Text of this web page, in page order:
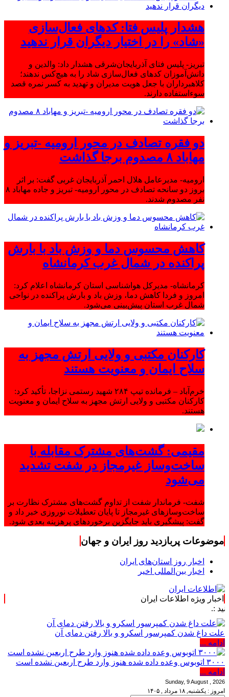
هشدار پلیس فتا: کدهای فعال‌سازی
«شاد» را در اختیار دیگران قرار ندهید
تبریز- پلیس فتای آذربایجان‌شرقی هشدار داد: والدین و
دانش‌آموزان کدهای فعال‌سازی شاد را به هیچ‌کس ندهند؛
کلاهبرداران با جعل هویت مدیران و تهدید به کسر نمره قصد
سوءاستفاده دارند.
دو فقره تصادف در محور ارومیه -تبریز و
مهاباد ۸ مصدوم برجا گذاشت
ارومیه- مدیرعامل هلال احمر آذربایجان غربی گفت: بر اثر
بروز دو سانحه تصادف در محور ارومیه- تبریز و جاده مهاباد ۸
نفر مصدوم شدند.
کاهش محسوس دما و وزش باد با بارش
پراکنده در شمال غرب کرمانشاه
کرمانشاه- مدیرکل هواشناسی استان کرمانشاه اعلام کرد:
امروز و فردا کاهش دما، وزش باد و بارش پراکنده در نواحی
شمال غرب استان پیش‌بینی می‌شود.
کارکنان مکتبی و ولایی ارتش مجهز به
سلاح ایمان و معنویت هستند
خرم‌آباد – فرمانده تیپ ۲۸۴ شهید رستمی نزاجا، تأکید کرد:
کارکنان مکتبی و ولایی ارتش مجهز به سلاح ایمان و معنویت
هستند.
مقیمی: گشت‌های مشترک مقابله با
ساخت‌وساز غیرمجاز در شفت تشدید
می‌شود
شفت- فرماندار شفت از تداوم گشت‌های مشترک نظارت بر
ساخت‌وسازهای غیرمجاز تا پایان تعطیلات نوروزی خبر داد و
گفت: پیشگیری باید جایگزین برخوردهای پرهزینه بعدی شود.
موضوعات پربازدید روز ایران و جهان
اخبار روز استان‌های ایران
اخبار بین‌المللی اخیر
اخبار ویژه اطلاعات ایران
علت داغ شدن کمپرسور اسکرو و بالا رفتن دمای آن
ادامه ...
۳۰۰۰ اتوبوس وعده داده شده هنوز وارد طرح اربعین نشده است
ادامه ...
Sunday, 9 August , 2026
امروز : یکشنبه, ۱۸ مرداد , ۱۴۰۵